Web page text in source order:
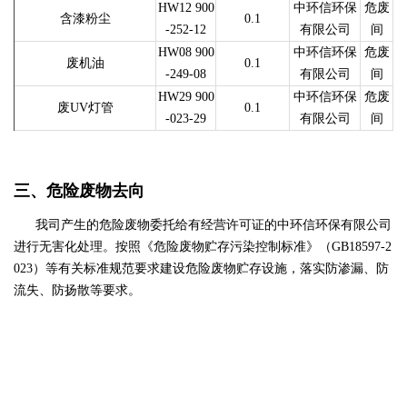
含漆粉尘
HW12 900
-252-12
0.1
中环信环保
有限公司
危废
间
废机油
HW08 900
-249-08
0.1
中环信环保
有限公司
危废
间
废UV灯管
HW29 900
-023-29
0.1
中环信环保
有限公司
危废
间
三、危险废物去向
我司产生的危险废物委托给有经营许可证的中环信环保有限公司
进行无害化处理。按照《危险废物贮存污染控制标准》（GB18597-2
023）等有关标准规范要求建设危险废物贮存设施，落实防渗漏、防
流失、防扬散等要求。